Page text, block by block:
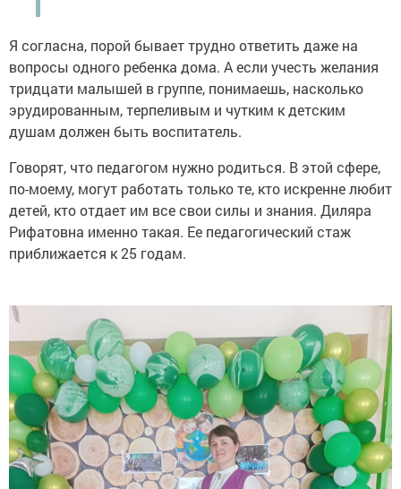
Я согласна, порой бывает трудно ответить даже на
вопросы одного ребенка дома. А если учесть желания
тридцати малышей в группе, понимаешь, насколько
эрудированным, терпеливым и чутким к детским
душам должен быть воспитатель.
Говорят, что педагогом нужно родиться. В этой сфере,
по-моему, могут работать только те, кто искренне любит
детей, кто отдает им все свои силы и знания. Диляра
Рифатовна именно такая. Ее педагогический стаж
приближается к 25 годам.